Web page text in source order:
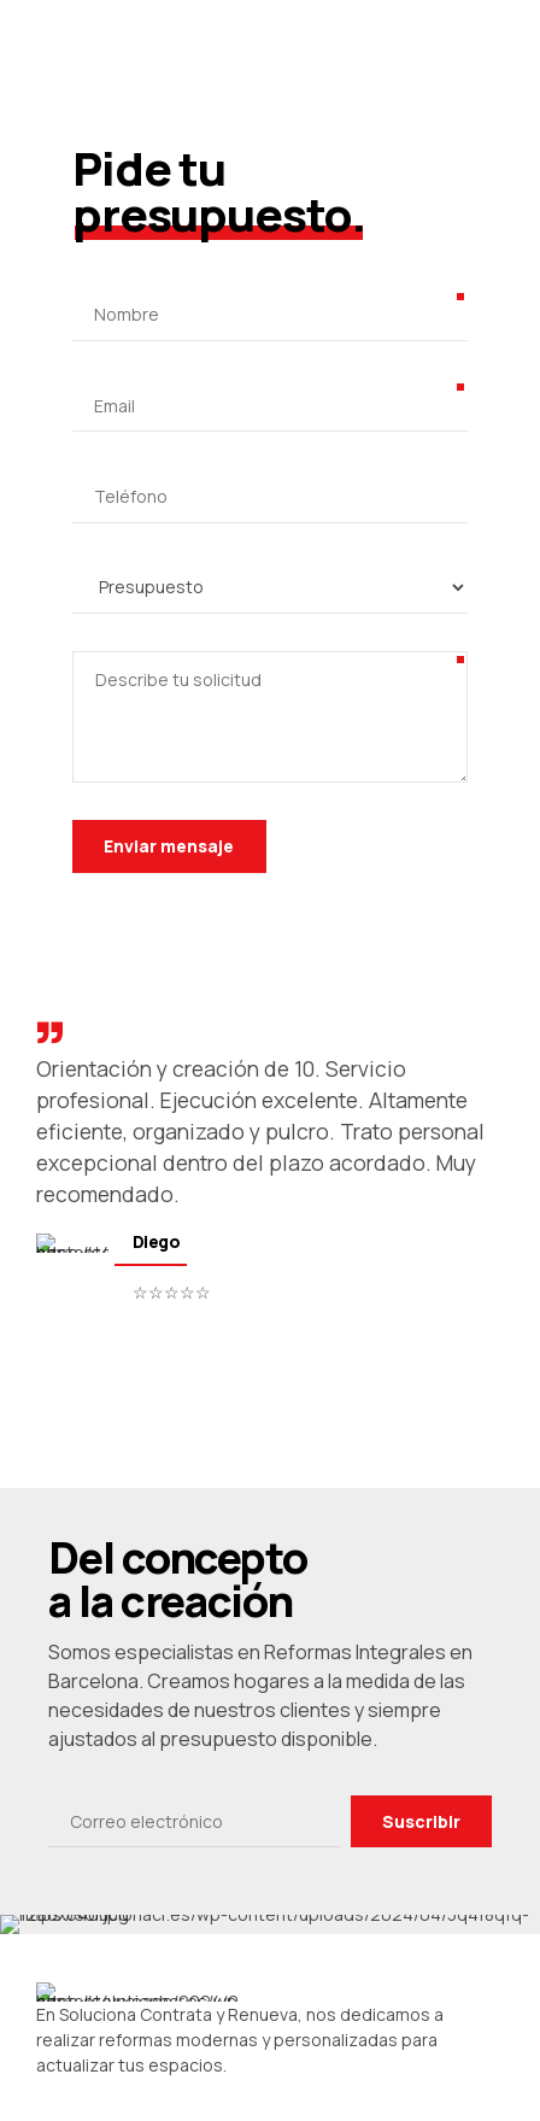
Pide tu
presupuesto.
Orientación y creación de 10. Servicio
profesional. Ejecución excelente. Altamente
eficiente, organizado y pulcro. Trato personal
excepcional dentro del plazo acordado. Muy
recomendado.
Diego
☆☆☆☆☆
Del concepto
a la creación
Somos especialistas en Reformas Integrales en
Barcelona. Creamos hogares a la medida de las
necesidades de nuestros clientes y siempre
ajustados al presupuesto disponible.
En Soluciona Contrata y Renueva, nos dedicamos a
realizar reformas modernas y personalizadas para
actualizar tus espacios.